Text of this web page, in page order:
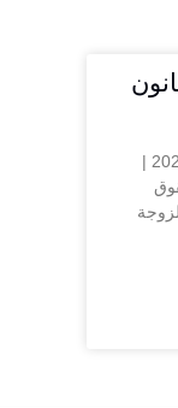
حقوق الزوجة بعد الطلاق في القانون المصري 2026 |